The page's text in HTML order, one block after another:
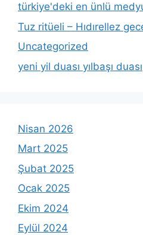
türkiye'deki en ünlü
Tuz ritüeli – Hıdırellez
Uncategorized
yeni yil duası yılbaşı duası
Nisan 2026
Mart 2025
Şubat 2025
Ocak 2025
Ekim 2024
Eylül 2024